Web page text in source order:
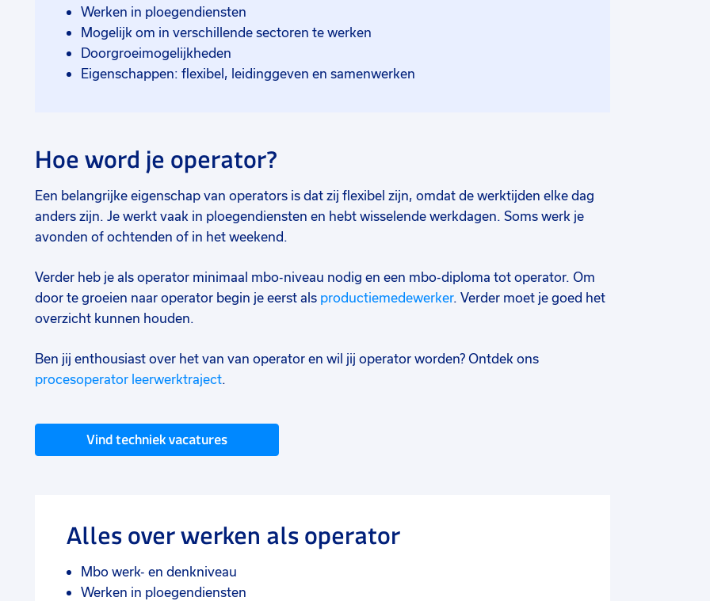
Werken in ploegendiensten
Mogelijk om in verschillende sectoren te werken
Doorgroeimogelijkheden
Eigenschappen: flexibel, leidinggeven en samenwerken
Hoe word je operator?
Een belangrijke eigenschap van operators is dat zij flexibel zijn, omdat de werktijden elke dag
anders zijn. Je werkt vaak in ploegendiensten en hebt wisselende werkdagen. Soms werk je
avonden of ochtenden of in het weekend.
Verder heb je als operator minimaal mbo-niveau nodig en een mbo-diploma tot operator. Om
door te groeien naar operator begin je eerst als productiemedewerker. Verder moet je goed het
overzicht kunnen houden.
Ben jij enthousiast over het van van operator en wil jij operator worden? Ontdek ons
procesoperator leerwerktraject.
Vind techniek vacatures
Alles over werken als operator
Mbo werk- en denkniveau
Werken in ploegendiensten